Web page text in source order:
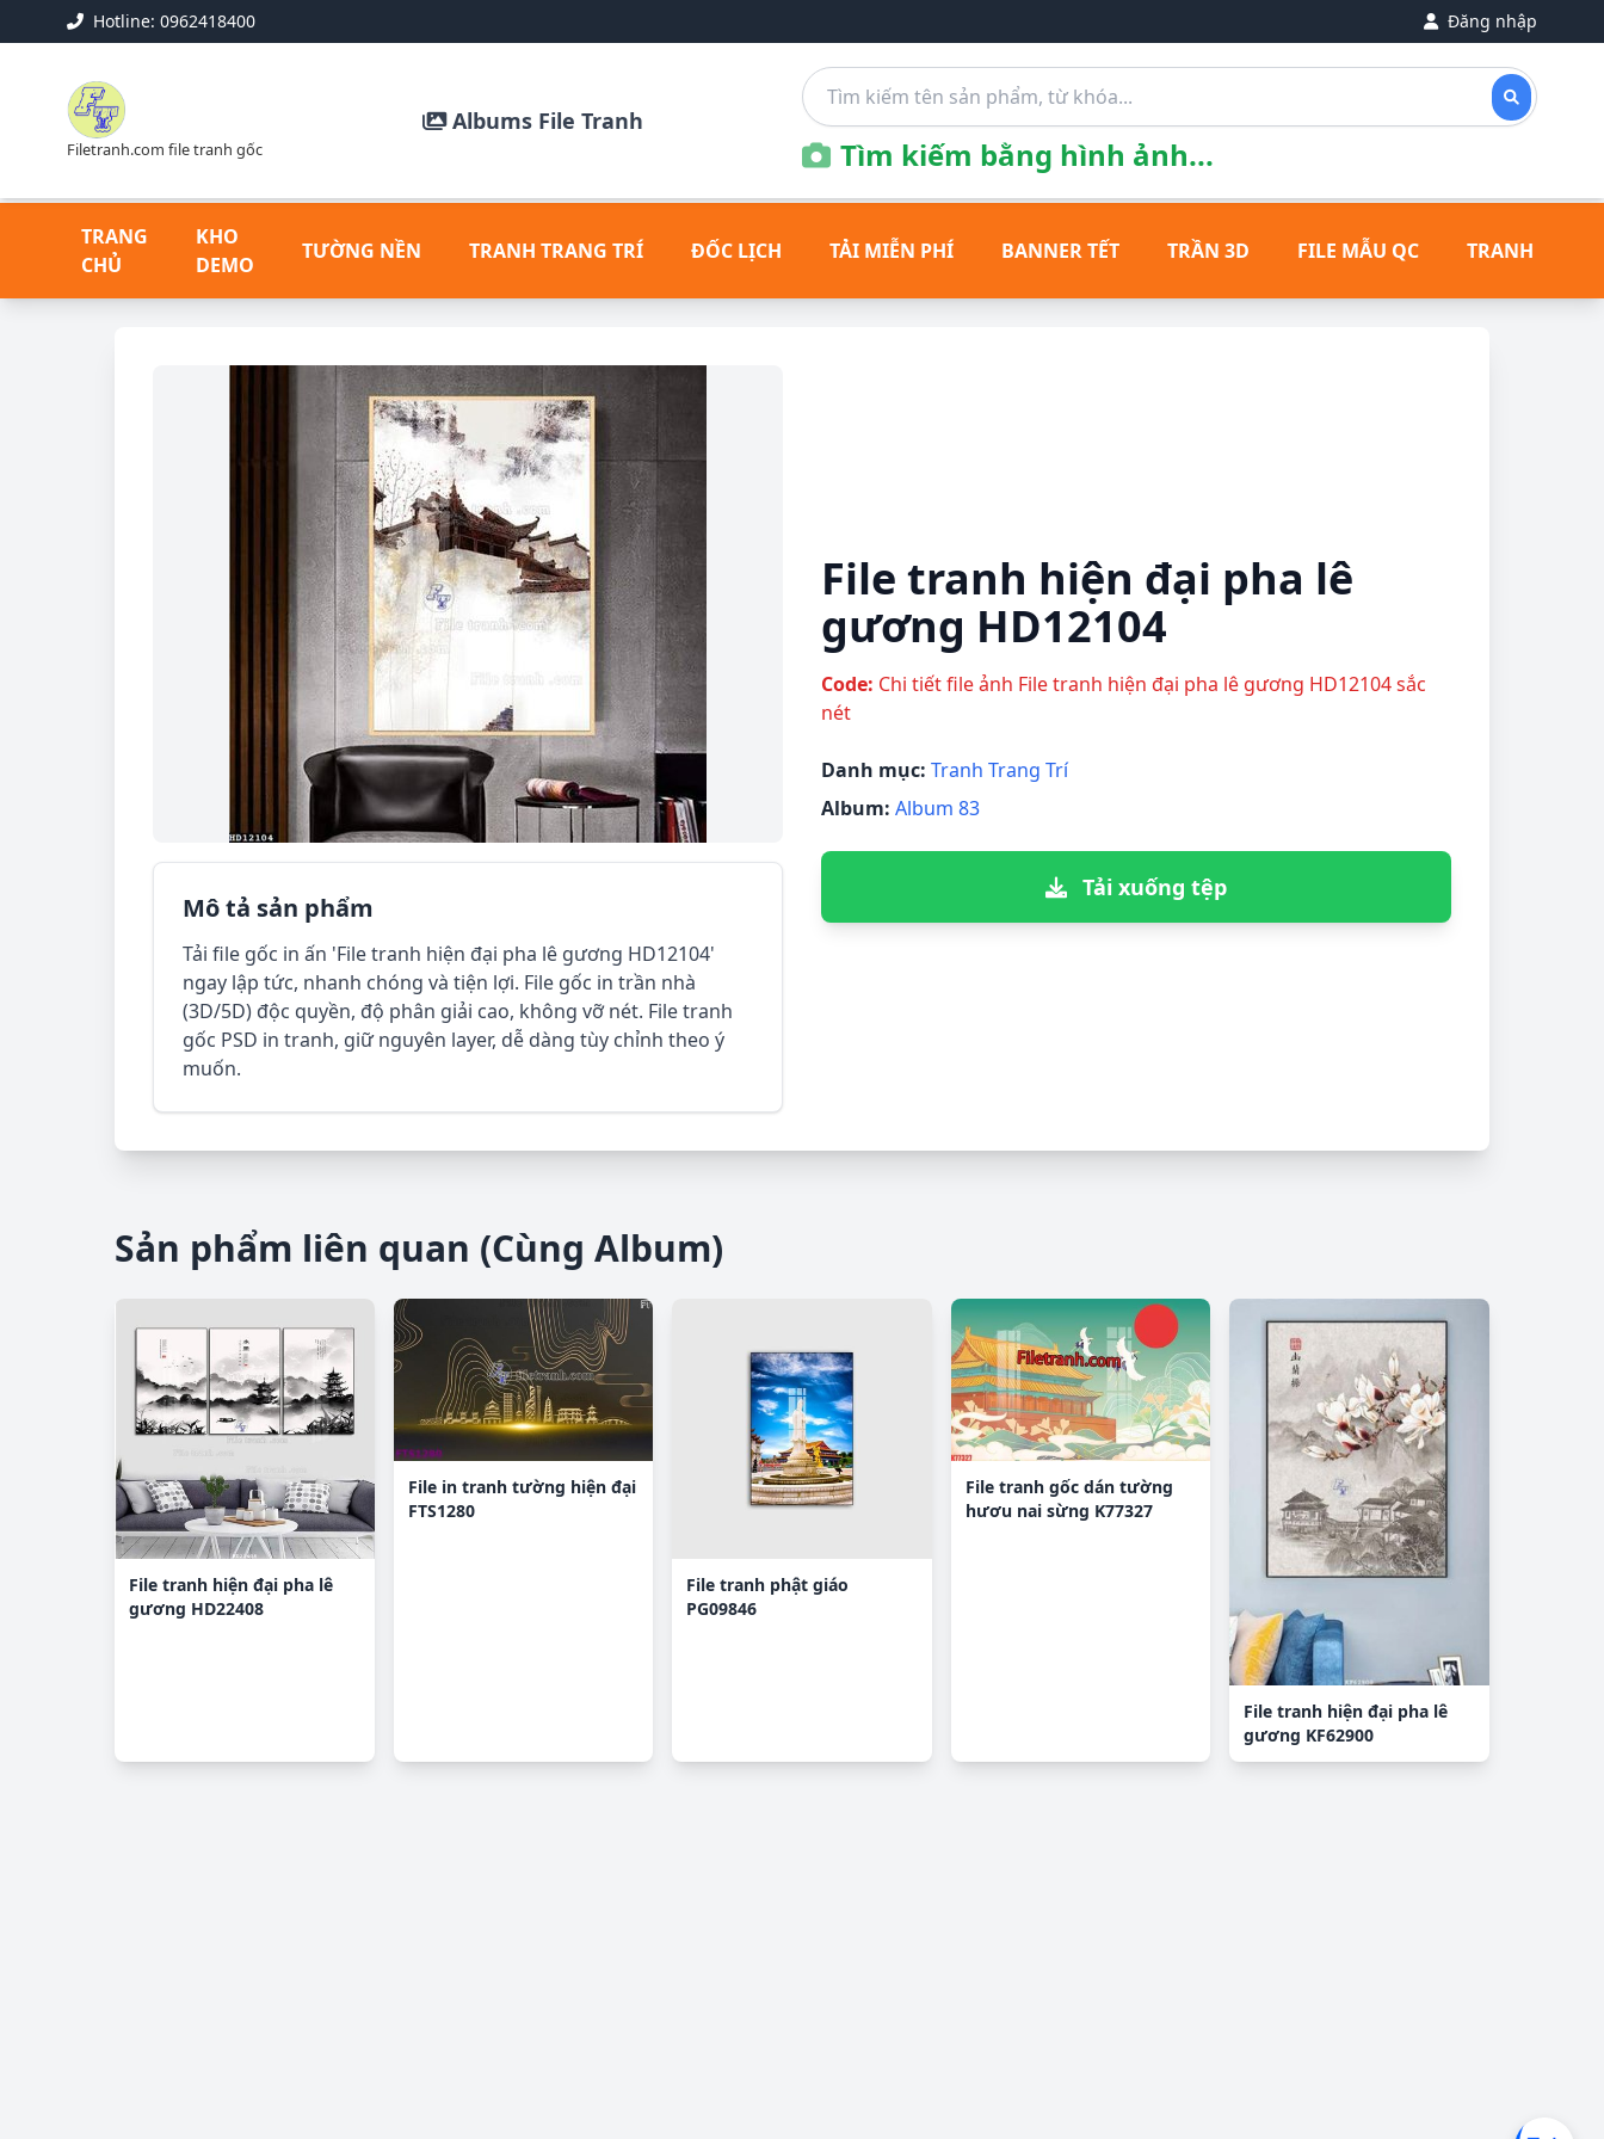
Hotline: 0962418400 Đăng nhập
Filetranh.com file tranh gốc
Albums File Tranh
Tìm kiếm bằng hình ảnh...
TRANG
CHỦ
KHO
DEMO
TƯỜNG NỀN TRANH TRANG TRÍ ĐỐC LỊCH TẢI MIỄN PHÍ BANNER TẾT TRẦN 3D FILE MẪU QC TRANH ĐỒNG
Mô tả sản phẩm
Tải file gốc in ấn 'File tranh hiện đại pha lê gương HD12104'
ngay lập tức, nhanh chóng và tiện lợi. File gốc in trần nhà
(3D/5D) độc quyền, độ phân giải cao, không vỡ nét. File tranh
gốc PSD in tranh, giữ nguyên layer, dễ dàng tùy chỉnh theo ý
muốn.
File tranh hiện đại pha lê
gương HD12104
Code: Chi tiết file ảnh File tranh hiện đại pha lê gương HD12104 sắc
nét
Danh mục: Tranh Trang Trí
Album: Album 83
Tải xuống tệp
Sản phẩm liên quan (Cùng Album)
File tranh hiện đại pha lê
gương HD22408
File in tranh tường hiện đại
FTS1280
File tranh phật giáo
PG09846
File tranh gốc dán tường
hươu nai sừng K77327
File tranh hiện đại pha lê
gương KF62900